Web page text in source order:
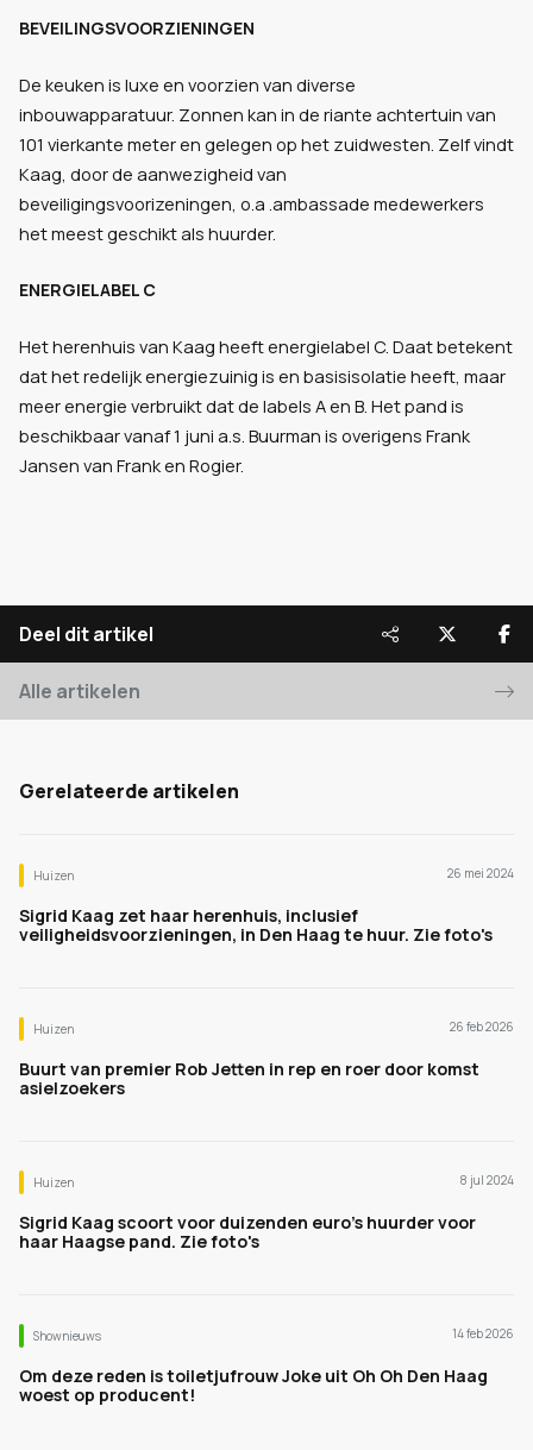
BEVEILINGSVOORZIENINGEN
De keuken is luxe en voorzien van diverse
inbouwapparatuur. Zonnen kan in de riante achtertuin van
101 vierkante meter en gelegen op het zuidwesten. Zelf vindt
Kaag, door de aanwezigheid van
beveiligingsvoorizeningen, o.a .ambassade medewerkers
het meest geschikt als huurder.
ENERGIELABEL C
Het herenhuis van Kaag heeft energielabel C. Daat betekent
dat het redelijk energiezuinig is en basisisolatie heeft, maar
meer energie verbruikt dat de labels A en B. Het pand is
beschikbaar vanaf 1 juni a.s. Buurman is overigens Frank
Jansen van Frank en Rogier.
Deel dit artikel
Alle artikelen
Gerelateerde artikelen
Huizen 26 mei 2024
Sigrid Kaag zet haar herenhuis, inclusief
veiligheidsvoorzieningen, in Den Haag te huur. Zie foto's
Huizen 26 feb 2026
Buurt van premier Rob Jetten in rep en roer door komst
asielzoekers
Huizen 8 jul 2024
Sigrid Kaag scoort voor duizenden euro's huurder voor
haar Haagse pand. Zie foto's
Shownieuws 14 feb 2026
Om deze reden is toiletjufrouw Joke uit Oh Oh Den Haag
woest op producent!